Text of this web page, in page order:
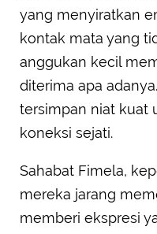
yang menyiratkan
kontak mata yang
anggukan kecil
diterima apa
tersimpan niat kuat
koneksi sejati.
Sahabat Fimela,
mereka jarang
memberi ekspresi